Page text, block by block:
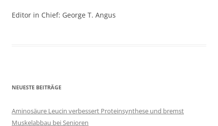
Editor in Chief: George T. Angus
NEUESTE BEITRÄGE
Aminosäure Leucin verbessert Proteinsynthese und bremst
Muskelabbau bei Senioren